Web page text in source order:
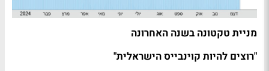
מניית טקטונה בשנה האחרונה
"רוצים להיות קוינבייס הישראלית"